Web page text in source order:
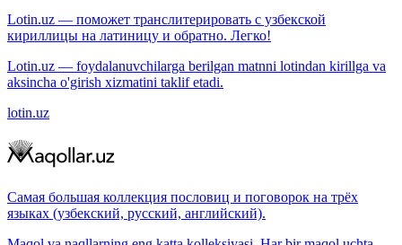
Lotin.uz — поможет транслитерировать с узбекской
кириллицы на латиницу и обратно. Легко!
Lotin.uz — foydalanuvchilarga berilgan matnni lotindan kirillga va
aksincha o'girish xizmatini taklif etadi.
lotin.uz
Самая большая коллекция пословиц и поговорок на трёх
языках (узбекский, русский, английский).